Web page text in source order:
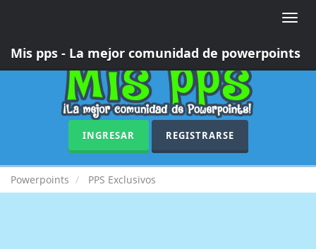
Toggle
Mis pps - La mejor comunidad de powerpoints
INGRESAR REGISTRARSE
Powerpoints PPS Exclusivos